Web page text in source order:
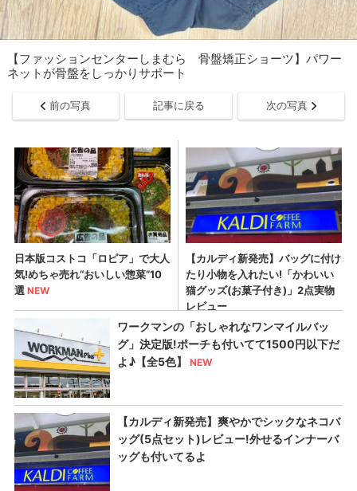
【ファッションセンターしまむら 骨盤矯正ショーツ】パワー
ネットが骨盤をしっかりサポート
前の写真 記事に戻る 次の写真